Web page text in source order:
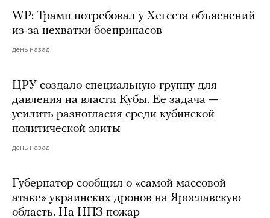
WP: Трамп потребовал у Хегсета объяснений
из-за нехватки боеприпасов
день назад
ЦРУ создало специальную группу для
давления на власти Кубы. Ее задача —
усилить разногласия среди кубинской
политической элиты
день назад
Губернатор сообщил о «самой массовой
атаке» украинских дронов на Ярославскую
область. На НПЗ пожар